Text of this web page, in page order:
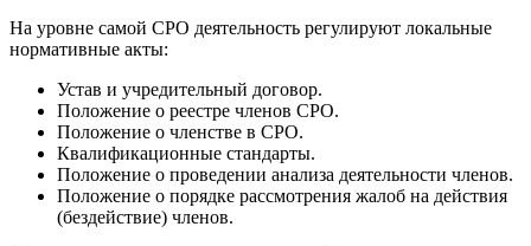
На уровне самой СРО деятельность регулируют локальные
нормативные акты:
Устав и учредительный договор.
Положение о реестре членов СРО.
Положение о членстве в СРО.
Квалификационные стандарты.
Положение о проведении анализа деятельности членов.
Положение о порядке рассмотрения жалоб на действия
(бездействие) членов.